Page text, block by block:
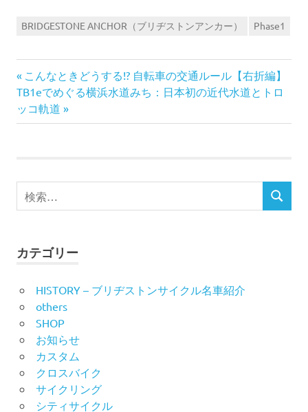
BRIDGESTONE ANCHOR（ブリヂストンアンカー） Phase1
投
稿
ゲ
シ
ョ
ン
前
の
記
事:
こんなときどうする!? 自転車の交通ルール【右折編】
次
の
記
TB1eでめぐる横浜水道みち：日本初の近代水道とトロ
ッコ軌道
検
索
検
カテゴリー
HISTORY – ブリヂストンサイクル名車紹介
others
SHOP
お知らせ
カスタム
クロスバイク
サイクリング
シティサイクル